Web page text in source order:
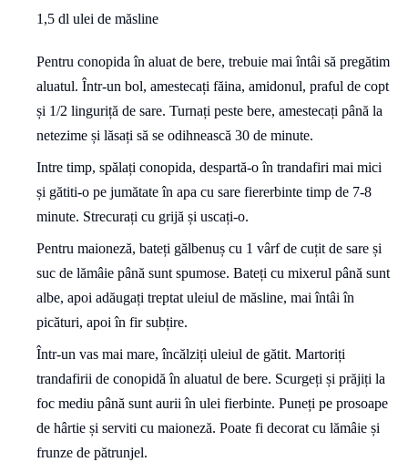
1,5 dl ulei de măsline
Pentru conopida în aluat de bere, trebuie mai întâi să pregătim
aluatul. Într-un bol, amestecați făina, amidonul, praful de copt
și 1/2 linguriță de sare. Turnați peste bere, amestecați până la
netezime și lăsați să se odihnească 30 de minute.
Intre timp, spălați conopida, despartă-o în trandafiri mai mici
și gătiti-o pe jumătate în apa cu sare fiererbinte timp de 7-8
minute. Strecurați cu grijă și uscați-o.
Pentru maioneză, bateți gălbenuș cu 1 vârf de cuțit de sare și
suc de lămâie până sunt spumose. Bateți cu mixerul până sunt
albe, apoi adăugați treptat uleiul de măsline, mai întâi în
picături, apoi în fir subțire.
Într-un vas mai mare, încălziți uleiul de gătit. Martoriți
trandafirii de conopidă în aluatul de bere. Scurgeți și prăjiți la
foc mediu până sunt aurii în ulei fierbinte. Puneți pe prosoape
de hârtie și serviti cu maioneză. Poate fi decorat cu lămâie și
frunze de pătrunjel.